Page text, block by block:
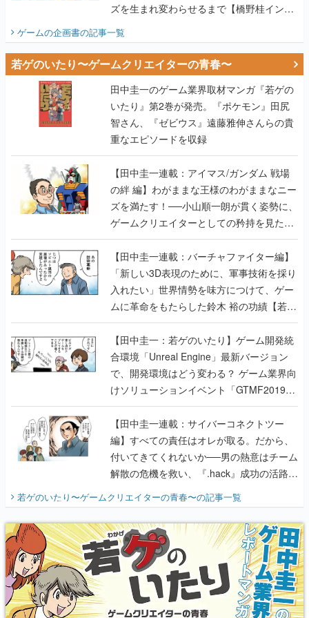
ズを生まれ変わらせるまで【橋野桂インタ
ビュー】
ゲームの企画書の記事一覧
若ゲのいたり〜ゲームクリエイターの青春〜
田中圭一のゲーム業界取材マンガ『若ゲの
いたり』第2巻が発売。『ポケモン』田尻
智さん、『ゼビウス』遠藤雅伸さんらの貴
重なエピソードを収録
【田中圭一連載：アイマス/ガンダム 戦場
の絆 編】わがままな王様のわがままなニー
ズを満たす！──小山順一朗が貫く姿勢に、
ゲームクリエイターとしての矜持を見た
【若ゲのいたり最終回】
【田中圭一連載：バーチャファイター編】
「新しい3D表現のために、軍事技術を採り
入れたい」世界情勢を味方につけて、ゲー
ムに革命をもたらした鈴木 裕の功績【若ゲ
のいたり】
【田中圭一：若ゲのいたり】ゲーム開発統
合環境「Unreal Engine」最新バージョン
で、開発環境はどう変わる？ ゲーム業界向
けソリューションイベント「GTMF2019」
に行って、より理解を深めよう【PR】
【田中圭一連載：サイバーコネクトツー
編】すべての責任はオレが取る。だから、
付いてきてくれないか──男の熱意はチーム
解散の危機を救い、『.hack』成功の活路を
開く。業界の快男児・松山 洋に流れる血は
『少年ジャンプ』色だった【若ゲのいた
り】
若ゲのいたり〜ゲームクリエイターの青春〜の記事一覧